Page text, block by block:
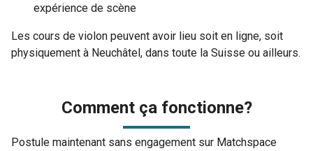
expérience de scène
Les cours de violon peuvent avoir lieu soit en ligne, soit
physiquement à Neuchâtel, dans toute la Suisse ou ailleurs.
Comment ça fonctionne?
Postule maintenant sans engagement sur Matchspace